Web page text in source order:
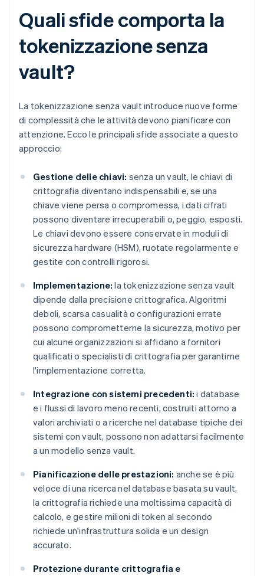
Quali sfide comporta la
tokenizzazione senza
vault?
La tokenizzazione senza vault introduce nuove forme
di complessità che le attività devono pianificare con
attenzione. Ecco le principali sfide associate a questo
approccio:
Gestione delle chiavi: senza un vault, le chiavi di
crittografia diventano indispensabili e, se una
chiave viene persa o compromessa, i dati cifrati
possono diventare irrecuperabili o, peggio, esposti.
Le chiavi devono essere conservate in moduli di
sicurezza hardware (HSM), ruotate regolarmente e
gestite con controlli rigorosi.
Implementazione: la tokenizzazione senza vault
dipende dalla precisione crittografica. Algoritmi
deboli, scarsa casualità o configurazioni errate
possono comprometterne la sicurezza, motivo per
cui alcune organizzazioni si affidano a fornitori
qualificati o specialisti di crittografia per garantirne
l'implementazione corretta.
Integrazione con sistemi precedenti: i database
e i flussi di lavoro meno recenti, costruiti attorno a
valori archiviati o a ricerche nel database tipiche dei
sistemi con vault, possono non adattarsi facilmente
a un modello senza vault.
Pianificazione delle prestazioni: anche se è più
veloce di una ricerca nel database basata su vault,
la crittografia richiede una moltissima capacità di
calcolo, e gestire milioni di token al secondo
richiede un'infrastruttura solida e un design
accurato.
Protezione durante crittografia e